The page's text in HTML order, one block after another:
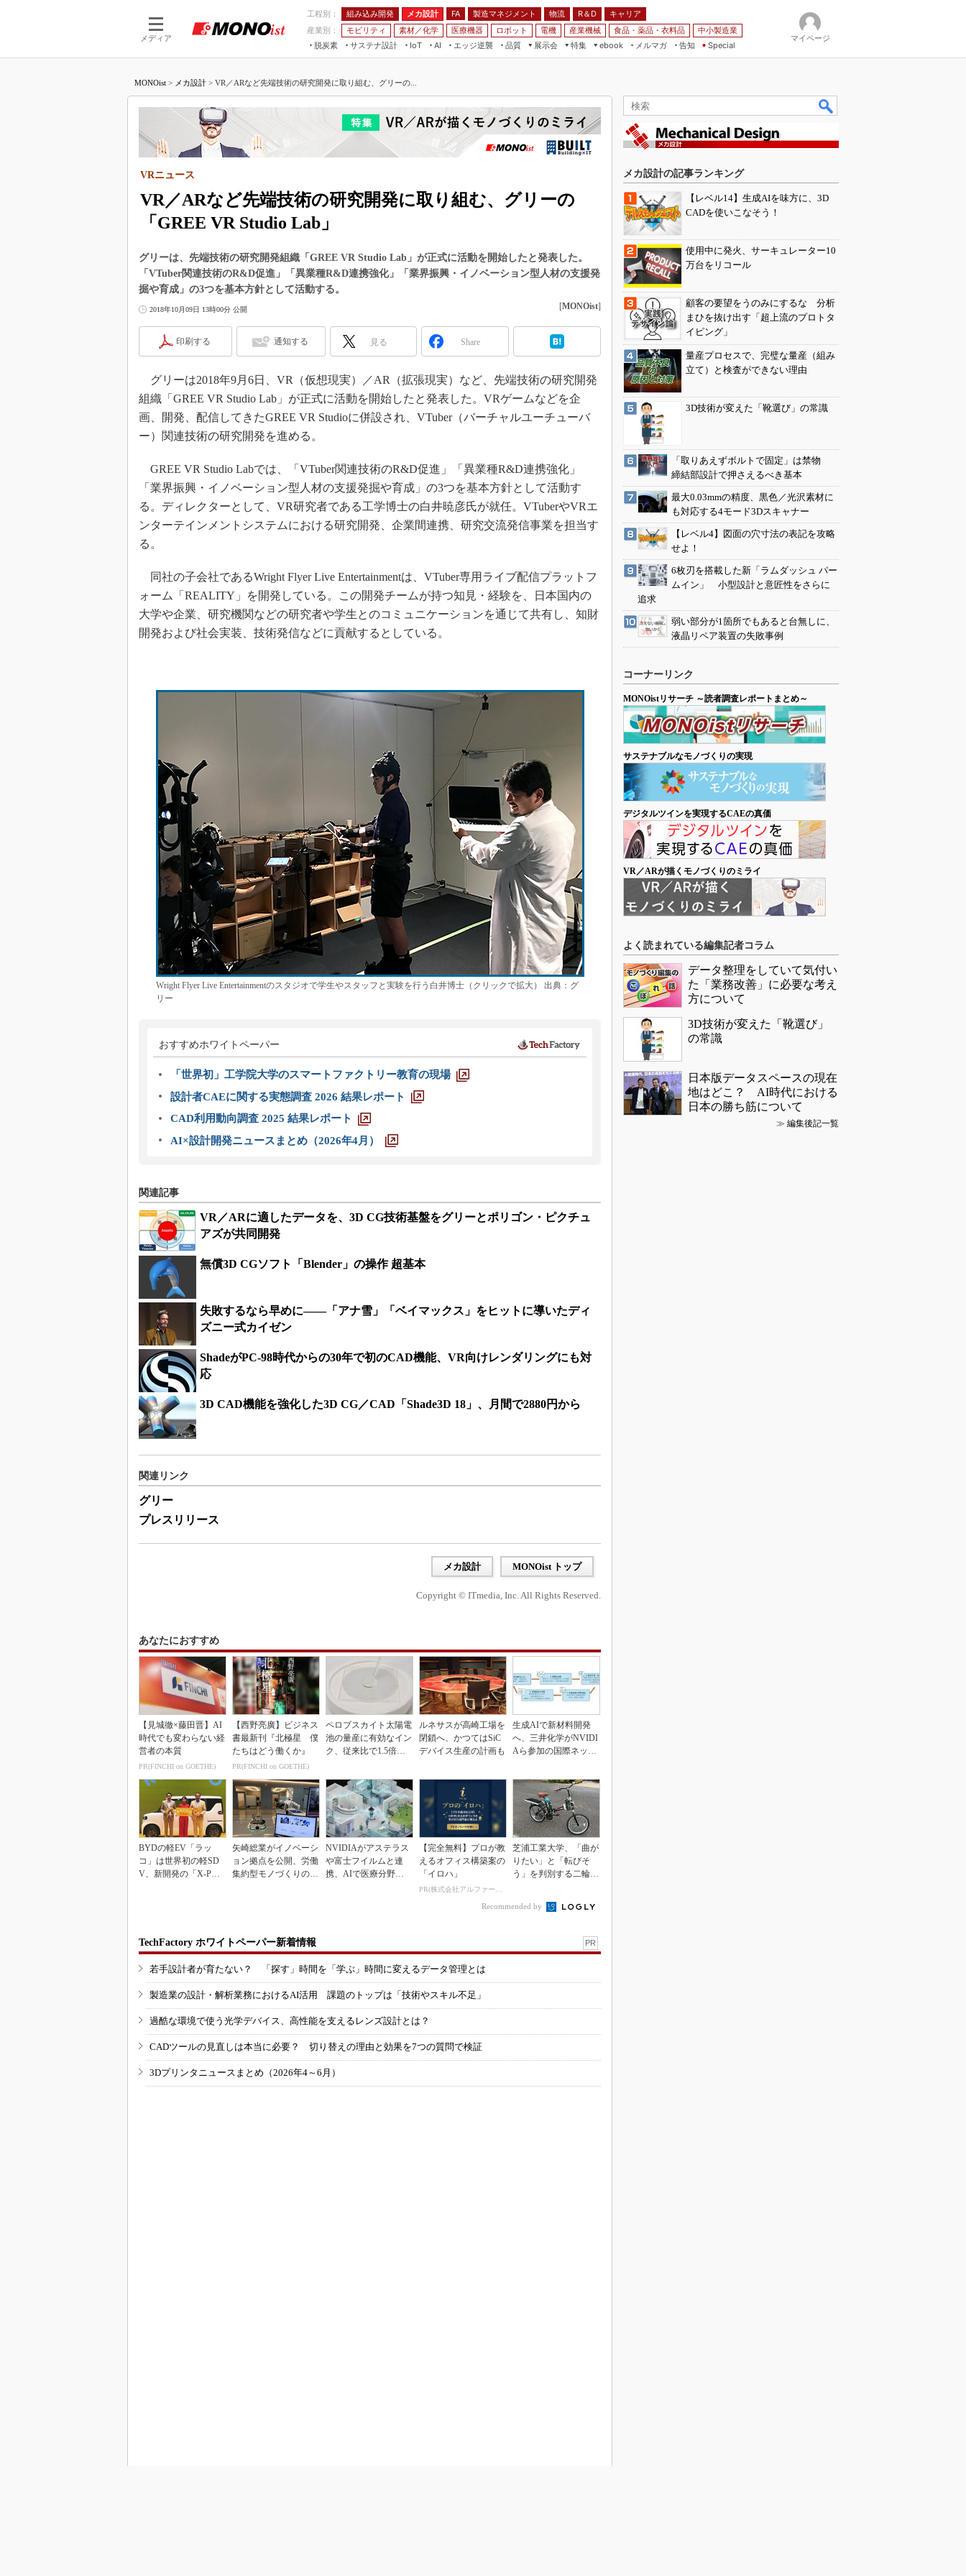
メディア
工程別： 組み込み開発 メカ設計 FA 製造マネジメント 物流 R＆D
キャリア
産業別：
モビリティ 素材／化学 医療機器 ロボット 電機 産業機械 食品・薬品・衣料品
中小製造業
脱炭素
サステナ設計
IoT
つながる工場
つながるサービス
AI
AI×設備保全
Physical AI
エッジ逆襲 品質
展示会
JIMTOF
組込み/エッジ コンピューティング
展＆IoT/5Gソリューション展
国際ロボット展
TECHNO-FRONTIER
EdgeTech+
産業オープンネット展
特集
5G
VR／AR
フィールドサービス
組み込み画像技術
車載ソフト開発
3Dプリンタ
デジタルツインとCAE
インダストリー4.0
イノベーション
植物工場
知財マネジメント
海外生産
制御セキュリティ
新型コロナへの対応
ebook
製造マネジメント
FA
モビリティ
メルマガ
告知 Special
マイページ
MONOist > メカ設計 > VR／ARなど先端技術の研究開発に取り組む、グリーの...
VR／ARなど先端技術の研究開発に取り組む、グリーの
「GREE VR Studio Lab」
VRニュース
グリーは、先端技術の研究開発組織「GREE VR Studio Lab」が正式に活動を開始したと発表した。
「VTuber関連技術のR&D促進」「異業種R&D連携強化」「業界振興・イノベーション型人材の支援発
掘や育成」の3つを基本方針として活動する。
2018年10月09日 13時00分 公開 [MONOist]
印刷する 通知する 見る Share
グリーは2018年9月6日、VR（仮想現実）／AR（拡張現実）など、先端技術の研究開発
組織「GREE VR Studio Lab」が正式に活動を開始したと発表した。VRゲームなどを企
画、開発、配信してきたGREE VR Studioに併設され、VTuber（バーチャルユーチューバ
ー）関連技術の研究開発を進める。
GREE VR Studio Labでは、「VTuber関連技術のR&D促進」「異業種R&D連携強化」
「業界振興・イノベーション型人材の支援発掘や育成」の3つを基本方針として活動す
る。ディレクターとして、VR研究者である工学博士の白井暁彦氏が就任。VTuberやVRエ
ンターテインメントシステムにおける研究開発、企業間連携、研究交流発信事業を担当す
る。
同社の子会社であるWright Flyer Live Entertainmentは、VTuber専用ライブ配信プラットフ
ォーム「REALITY」を開発している。この開発チームが持つ知見・経験を、日本国内の
大学や企業、研究機関などの研究者や学生とのコミュニケーションを通じて共有し、知財
開発および社会実装、技術発信などに貢献するとしている。
Wright Flyer Live Entertainmentのスタジオで学生やスタッフと実験を行う白井博士（クリックで拡大） 出典：グ
リー
おすすめホワイトペーパー
「世界初」工学院大学のスマートファクトリー教育の現場
設計者CAEに関する実態調査 2026 結果レポート
CAD利用動向調査 2025 結果レポート
AI×設計開発ニュースまとめ（2026年4月）
関連記事
VR／ARに適したデータを、3D CG技術基盤をグリーとポリゴン・ピクチュ
アズが共同開発
無償3D CGソフト「Blender」の操作 超基本
失敗するなら早めに――「アナ雪」「ベイマックス」をヒットに導いたディ
ズニー式カイゼン
ShadeがPC-98時代からの30年で初のCAD機能、VR向けレンダリングにも対
応
3D CAD機能を強化した3D CG／CAD「Shade3D 18」、月間で2880円から
関連リンク
グリー
プレスリリース
メカ設計 MONOist トップ
Copyright © ITmedia, Inc. All Rights Reserved.
あなたにおすすめ
【見城徹×藤田晋】AI
時代でも変わらない経
営者の本質
PR(FINCHI on GOETHE)
【西野亮廣】ビジネス
書最新刊『北極星 僕
たちはどう働くか』
PR(FINCHI on GOETHE)
ペロブスカイト太陽電
池の量産に有効なイン
ク、従来比で1.5倍の
ルネサスが高崎工場を
閉鎖へ、かつてはSiC
デバイス生産の計画も
生成AIで新材料開発
へ、三井化学がNVIDI
Aら参加の国際ネット
BYDの軽EV「ラッ
コ」は世界初の軽SD
V、新開発の「X-PAC
矢崎総業がイノベーシ
ョン拠点を公開、労働
集約型モノづくりのス
NVIDIAがアステラス
や富士フイルムと連
携、AIで医療分野支
【完全無料】プロが教
えるオフィス構築案の
「イロハ」
PR(株式会社アルファーテクノ)
芝浦工業大学、「曲が
りたい」と「転びそ
う」を判別する二輪車
Recommended by
TechFactory ホワイトペーパー新着情報 PR
若手設計者が育たない？ 「探す」時間を「学ぶ」時間に変えるデータ管理とは
製造業の設計・解析業務におけるAI活用 課題のトップは「技術やスキル不足」
過酷な環境で使う光学デバイス、高性能を支えるレンズ設計とは？
CADツールの見直しは本当に必要？ 切り替えの理由と効果を7つの質問で検証
3Dプリンタニュースまとめ（2026年4～6月）
メカ設計の記事ランキング
【レベル14】生成AIを味方に、3D
CADを使いこなそう！
使用中に発火、サーキュレーター10
万台をリコール
顧客の要望をうのみにするな 分析
まひを抜け出す「超上流のプロトタ
イピング」
量産プロセスで、完璧な量産（組み
立て）と検査ができない理由
3D技術が変えた「靴選び」の常識
「取りあえずボルトで固定」は禁物
締結部設計で押さえるべき基本
最大0.03mmの精度、黒色／光沢素材に
も対応する4モード3Dスキャナー
【レベル4】図面の穴寸法の表記を攻略
せよ！
6枚刃を搭載した新「ラムダッシュ パー
ムイン」 小型設計と意匠性をさらに
追求
弱い部分が1箇所でもあると台無しに、
液晶リペア装置の失敗事例
コーナーリンク
MONOistリサーチ ～読者調査レポートまとめ～
サステナブルなモノづくりの実現
デジタルツインを実現するCAEの真価
VR／ARが描くモノづくりのミライ
よく読まれている編集記者コラム
データ整理をしていて気付い
た「業務改善」に必要な考え
方について
3D技術が変えた「靴選び」
の常識
日本版データスペースの現在
地はどこ？ AI時代における
日本の勝ち筋について
≫ 編集後記一覧